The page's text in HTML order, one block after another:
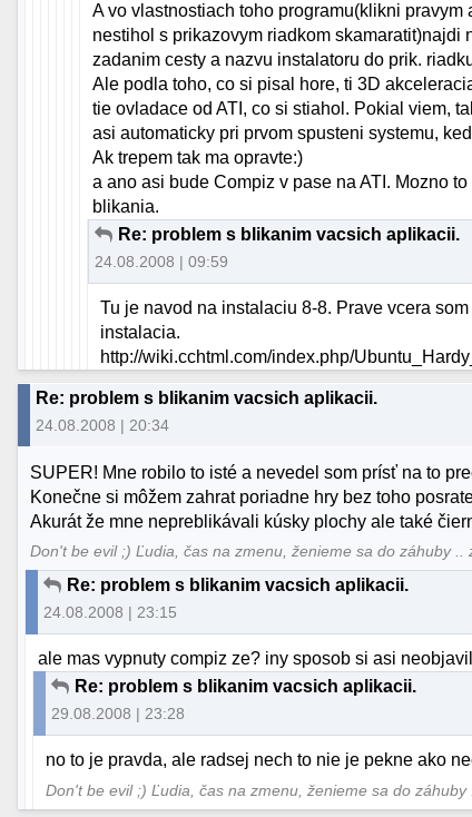
A vo vlastnostiach toho programu(klikni
nestihol s prikazovym riadkom
zadanim cesty a nazvu instalatoru do prik.
Ale podla toho, co si pisal hore, ti 3D
tie ovladace od ATI, co si stiahol. Pokial viem,
asi automaticky pri prvom spusteni systemu,
Ak trepem tak ma opravte:)
a ano asi bude Compiz v pase na ATI. Mozno
blikania.
Re: problem s blikanim vacsich aplikacii.
24.08.2008 | 09:59
Tu je navod na instalaciu 8-8. Prave vcera
instalacia.
http://wiki.cchtml.com/index.php/
Re: problem s blikanim vacsich aplikacii.
24.08.2008 | 20:34
SUPER! Mne robilo to isté a nevedel som prísť na to
Konečne si môžem zahrat poriadne hry bez toho
Akurát že mne nepreblikávali kúsky plochy ale také
Don't be evil ;) Ľudia, čas na zmenu, ženieme sa do záhuby
Re: problem s blikanim vacsich aplikacii.
24.08.2008 | 23:15
ale mas vypnuty compiz ze? iny sposob si asi
Re: problem s blikanim vacsich aplikacii.
29.08.2008 | 23:28
no to je pravda, ale radsej nech to nie je pekne ako
Don't be evil ;) Ľudia, čas na zmenu, ženieme sa do